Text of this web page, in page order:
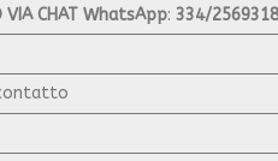
VIA CHAT WhatsApp: 334/2569318